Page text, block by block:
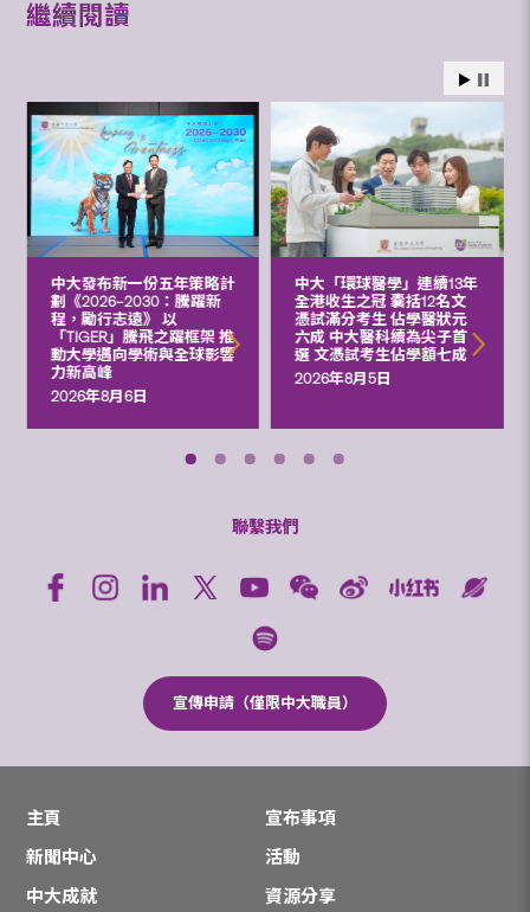
繼續閱讀
中大發布新一份五年策略計
劃《2026‒2030：騰躍新
程，勵行志遠》 以
「TIGER」騰飛之躍框架 推
動大學邁向學術與全球影響
力新高峰
2026年8月6日
中大「環球醫學」連續13年
全港收生之冠 囊括12名文
憑試滿分考生 佔學醫狀元
六成 中大醫科續為尖子首
選 文憑試考生佔學額七成
2026年8月5日
聯繫我們
宣傳申請（僅限中大職員）
主頁
宣布事項
新聞中心
活動
中大成就
資源分享